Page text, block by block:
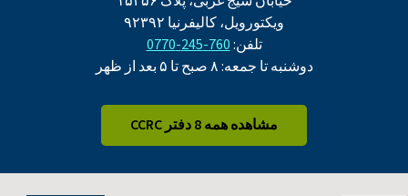
ویکتورویل، کالیفرنیا ۹۲۳۹۲
تلفن:760-245-0770
دوشنبه تا جمعه: ۸ صبح تا ۵ بعد از ظهر
مشاهده همه 8 دفتر CCRC